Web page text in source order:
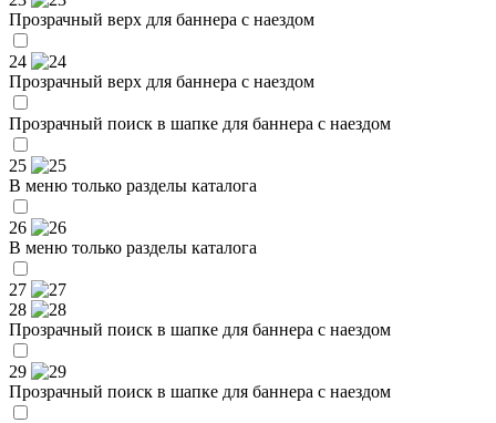
Прозрачный верх для баннера с наездом
24
Прозрачный верх для баннера с наездом
Прозрачный поиск в шапке для баннера с наездом
25
В меню только разделы каталога
26
В меню только разделы каталога
27
28
Прозрачный поиск в шапке для баннера с наездом
29
Прозрачный поиск в шапке для баннера с наездом